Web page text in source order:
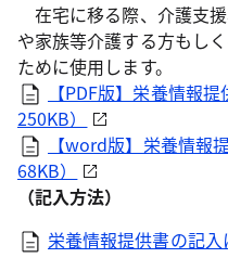
在宅に移る際、介護支援
や家族等介護する方もし
ために使用します。
【PDF版】栄養情報
250KB）
【word版】栄養情報
68KB）
（記入方法）
栄養情報提供書の記入